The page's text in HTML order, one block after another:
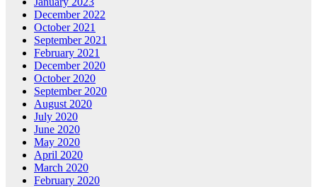
December 2022
October 2021
September 2021
February 2021
December 2020
October 2020
September 2020
August 2020
July 2020
June 2020
May 2020
April 2020
March 2020
February 2020